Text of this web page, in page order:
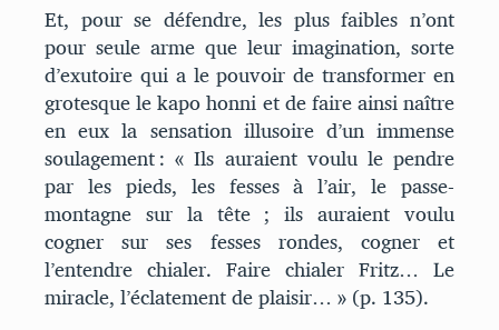
Et, pour se défendre, les plus faibles n’ont
pour seule arme que leur imagination, sorte
d’exutoire qui a le pouvoir de transformer en
grotesque le kapo honni et de faire ainsi naître
en eux la sensation illusoire d’un immense
soulagement : « Ils auraient voulu le pendre
par les pieds, les fesses à l’air, le passe-
montagne sur la tête ; ils auraient voulu
cogner sur ses fesses rondes, cogner et
l’entendre chialer. Faire chialer Fritz… Le
miracle, l’éclatement de plaisir… » (p. 135).